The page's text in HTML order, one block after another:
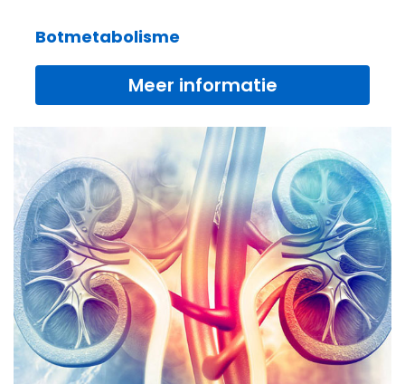
Botmetabolisme
Meer informatie